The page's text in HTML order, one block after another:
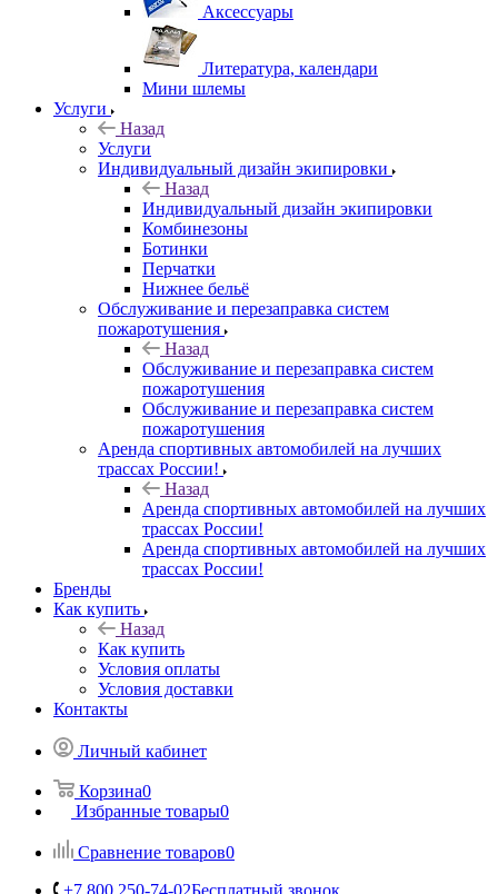
Аксессуары
Литература, календари
Мини шлемы
Услуги
Назад
Услуги
Индивидуальный дизайн экипировки
Назад
Индивидуальный дизайн экипировки
Комбинезоны
Ботинки
Перчатки
Нижнее бельё
Обслуживание и перезаправка систем
пожаротушения
Назад
Обслуживание и перезаправка систем
пожаротушения
Обслуживание и перезаправка систем
пожаротушения
Аренда спортивных автомобилей на лучших
трассах России!
Назад
Аренда спортивных автомобилей на лучших
трассах России!
Аренда спортивных автомобилей на лучших
трассах России!
Бренды
Как купить
Назад
Как купить
Условия оплаты
Условия доставки
Контакты
Личный кабинет
Корзина0
Избранные товары0
Сравнение товаров0
+7 800 250-74-02Бесплатный звонок